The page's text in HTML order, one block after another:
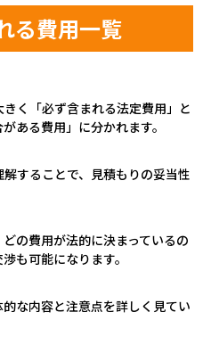
る費用一覧
く「必ず含まれる法定費用」と
ある費用」に分かれます。
することで、見積もりの妥当性
の費用が法的に決まっているの
も可能になります。
な内容と注意点を詳しく見てい